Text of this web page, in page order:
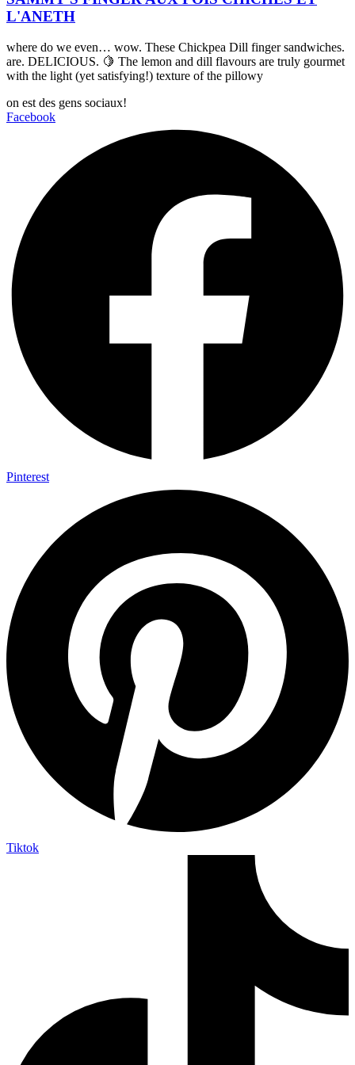
L'ANETH
where do we even… wow. These Chickpea Dill finger sandwiches.
are. DELICIOUS. 🍋 The lemon and dill flavours are truly gourmet
with the light (yet satisfying!) texture of the pillowy
on est des gens sociaux!
Facebook
Pinterest
Tiktok